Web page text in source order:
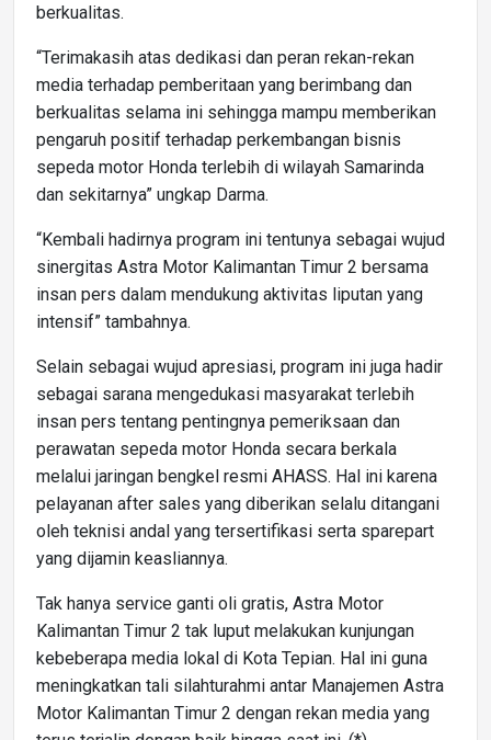
berkualitas.
“Terimakasih atas dedikasi dan peran rekan-rekan
media terhadap pemberitaan yang berimbang dan
berkualitas selama ini sehingga mampu memberikan
pengaruh positif terhadap perkembangan bisnis
sepeda motor Honda terlebih di wilayah Samarinda
dan sekitarnya” ungkap Darma.
“Kembali hadirnya program ini tentunya sebagai wujud
sinergitas Astra Motor Kalimantan Timur 2 bersama
insan pers dalam mendukung aktivitas liputan yang
intensif” tambahnya.
Selain sebagai wujud apresiasi, program ini juga hadir
sebagai sarana mengedukasi masyarakat terlebih
insan pers tentang pentingnya pemeriksaan dan
perawatan sepeda motor Honda secara berkala
melalui jaringan bengkel resmi AHASS. Hal ini karena
pelayanan after sales yang diberikan selalu ditangani
oleh teknisi andal yang tersertifikasi serta sparepart
yang dijamin keasliannya.
Tak hanya service ganti oli gratis, Astra Motor
Kalimantan Timur 2 tak luput melakukan kunjungan
kebeberapa media lokal di Kota Tepian. Hal ini guna
meningkatkan tali silahturahmi antar Manajemen Astra
Motor Kalimantan Timur 2 dengan rekan media yang